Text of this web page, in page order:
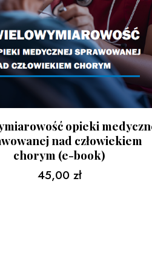
opieki
nad człowiekiem
chorym (e-book)
45,00 zł